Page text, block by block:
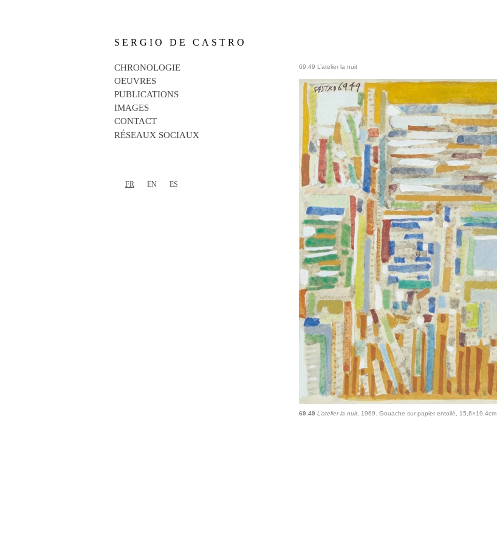
SERGIO DE CASTRO
CHRONOLOGIE
OEUVRES
PUBLICATIONS
IMAGES
CONTACT
RÉSEAUX SOCIAUX
FR EN ES
69.49 L’atelier la nuit
69.49 L’atelier la nuit , 1969. Gouache sur papier entoilé, 15,6×19,4cm.